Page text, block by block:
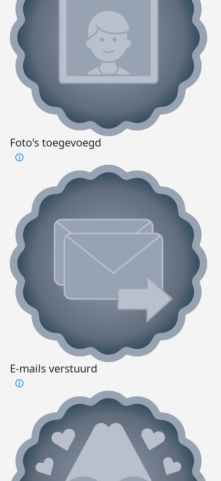
Foto's toegevoegd
E-mails verstuurd